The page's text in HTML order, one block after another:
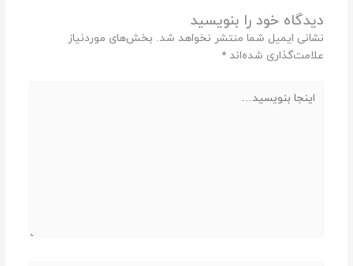
دیدگاه‌ خود را بنویسید
نشانی ایمیل شما منتشر نخواهد شد. بخش‌های موردنیاز
علامت‌گذاری شده‌اند *
بنویسید…